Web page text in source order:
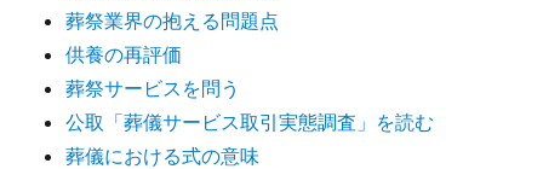
葬祭業界の抱える問題点
供養の再評価
葬祭サービスを問う
公取「葬儀サービス取引実態調査」を読む
葬儀における式の意味